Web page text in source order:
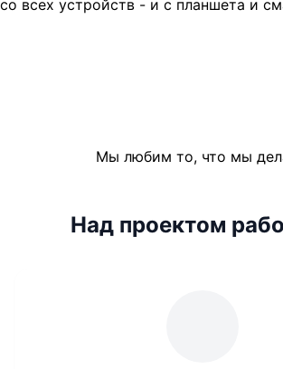
со всех устройств - и с планшета и
Мы любим то, что мы
Над проектом